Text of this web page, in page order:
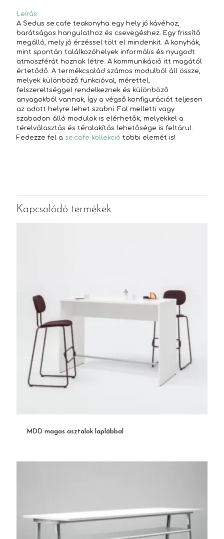
Leírás
A Sedus se:cafe teakonyha egy hely jó kávéhoz,
barátságos hangulathoz és csevegéshez. Egy frissítő
megálló, mely jó érzéssel tölt el mindenkit. A konyhák,
mint spontán találkozóhelyek informális és nyugodt
atmoszférát hoznak létre. A kommunikáció itt magától
értetődő. A termékcsalád számos modulból áll össze,
melyek különböző funkcióval, mérettel,
felszereltséggel rendelkeznek és különböző
anyagokból vannak, így a végső konfigurációt teljesen
az adott helyre lehet szabni. Fal melletti vagy
szabadon álló modulok is elérhetők, melyekkel a
térelválasztás és téralakítás lehetősége is feltárul.
Fedezze fel a se:cafe kollekció többi elemét is!
Kapcsolódó termékek
MDD magas asztalok laplábbal